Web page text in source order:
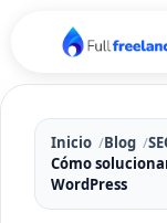
Inicio Blog
Cómo
WordPress